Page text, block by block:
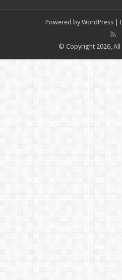
Powered by WordPress |
© Copyright 2026, All